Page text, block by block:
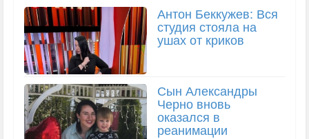
Антон Беккужев: Вся
студия стояла на
ушах от криков
Сын Александры
Черно вновь
оказался в
реанимации